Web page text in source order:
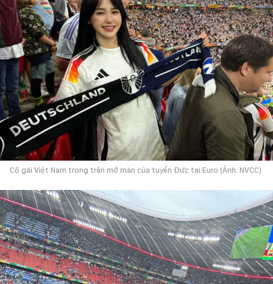
Cô gái Việt Nam trong trận mở màn của tuyển Đức tại Euro (Ảnh: NVCC)